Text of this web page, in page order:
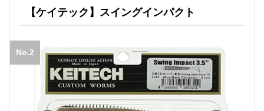
【ケイテック】スイングインパクト
No.2